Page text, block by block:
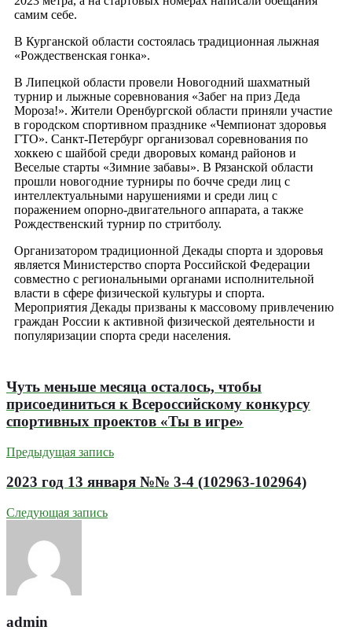
самим себе.
В Курганской области состоялась традиционная лыжная
«Рождественская гонка».
В Липецкой области провели Новогодний шахматный
турнир и лыжные соревнования «Забег на приз Деда
Мороза!». Жители Оренбургской области приняли участие
в городском спортивном празднике «Чемпионат здоровья
ГТО». Санкт-Петербург организовал соревнования по
хоккею с шайбой среди дворовых команд районов и
Веселые старты «Зимние забавы». В Рязанской области
прошли новогодние турниры по бочче среди лиц с
интеллектуальными нарушениями и среди лиц с
поражением опорно-двигательного аппарата, а также
Рождественский турнир по стритболу.
Организатором традиционной Декады спорта и здоровья
является Министерство спорта Российской Федерации
совместно с региональными органами исполнительной
власти в сфере физической культуры и спорта.
Мероприятия Декады призваны к массовому привлечению
граждан России к активной физической деятельности и
популяризации спорта среди населения.
Чуть меньше месяца осталось, чтобы
присоединиться к Всероссийскому конкурсу
спортивных проектов «Ты в игре»
Предыдущая запись
2023 год 13 января №№ 3-4 (102963-102964)
Следующая запись
admin